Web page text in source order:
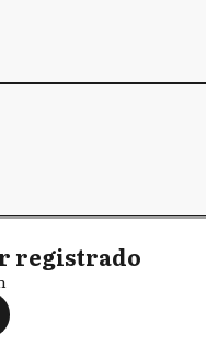
registrado